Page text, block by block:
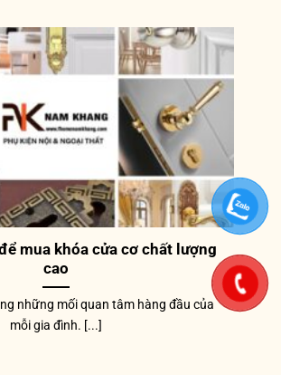
mua khóa cửa cơ chất lượng
cao
những mối quan tâm hàng đầu của
mỗi gia đình. [...]